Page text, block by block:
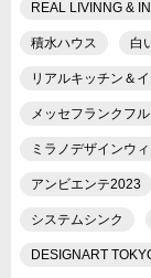
REAL LIVINNG &
積水ハウス 白
リアルキッチン＆
メッセフランクフ
ミラノデザインウ
アンビエンテ2023
システムシンク
DESIGNART